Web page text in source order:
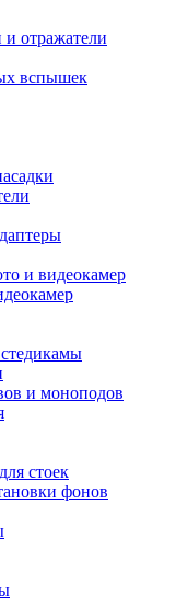
отражатели
вспышек
и видеокамер
и моноподов
стоек
фонов